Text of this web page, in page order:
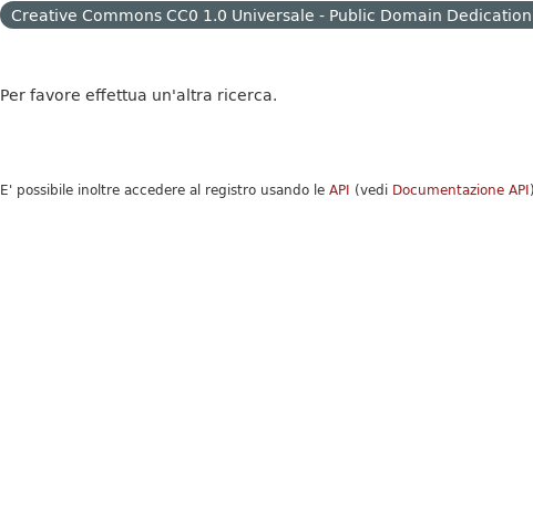
Creative Commons CC0 1.0 Universale - Public Domain
Per favore effettua un'altra ricerca.
E' possibile inoltre accedere al registro usando le API (vedi Documentazione API